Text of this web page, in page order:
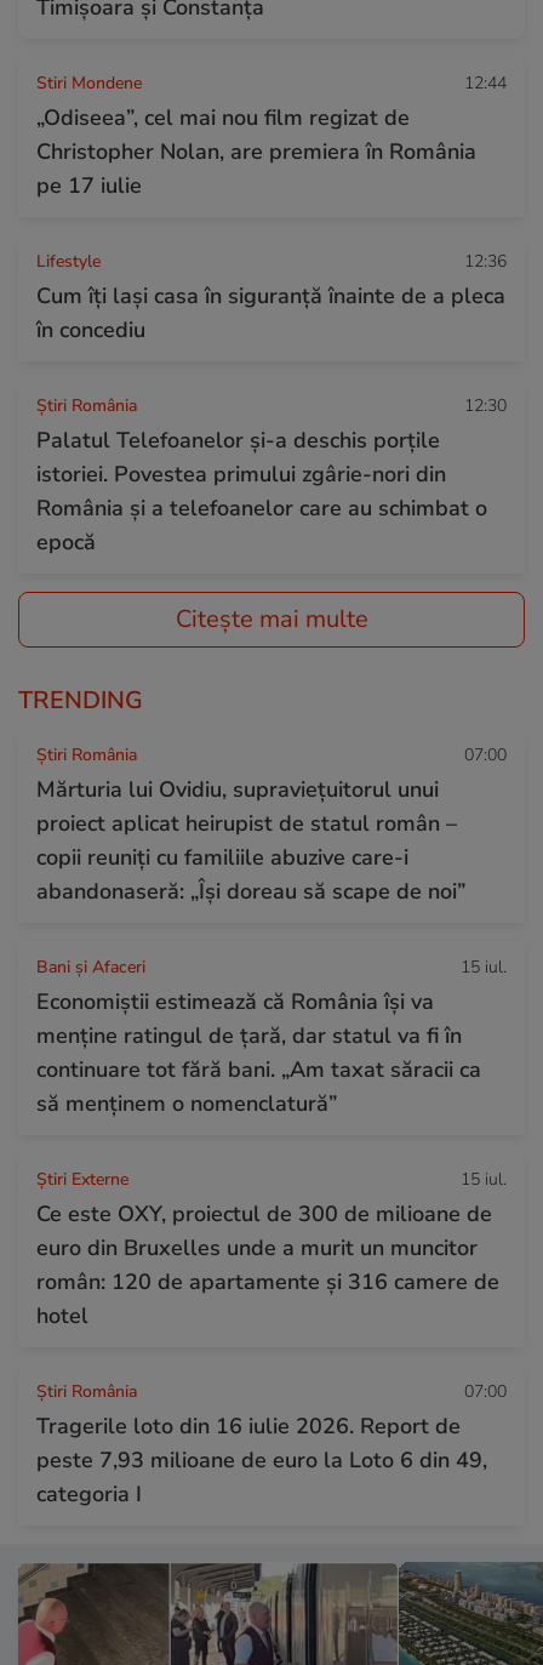
Timișoara și Constanța
Stiri Mondene 12:44
„Odiseea”, cel mai nou film regizat de
Christopher Nolan, are premiera în România
pe 17 iulie
Lifestyle 12:36
Cum îţi laşi casa în siguranţă înainte de a pleca
în concediu
Știri România 12:30
Palatul Telefoanelor și-a deschis porțile
istoriei. Povestea primului zgârie-nori din
România și a telefoanelor care au schimbat o
epocă
Citește mai multe
TRENDING
Știri România 07:00
Mărturia lui Ovidiu, supraviețuitorul unui
proiect aplicat heirupist de statul român –
copii reuniți cu familiile abuzive care-i
abandonaseră: „Își doreau să scape de noi”
Bani și Afaceri 15 iul.
Economiștii estimează că România își va
menține ratingul de țară, dar statul va fi în
continuare tot fără bani. „Am taxat săracii ca
să menținem o nomenclatură”
Știri Externe 15 iul.
Ce este OXY, proiectul de 300 de milioane de
euro din Bruxelles unde a murit un muncitor
român: 120 de apartamente și 316 camere de
hotel
Știri România 07:00
Tragerile loto din 16 iulie 2026. Report de
peste 7,93 milioane de euro la Loto 6 din 49,
categoria I